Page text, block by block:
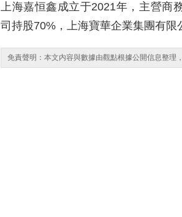
上海嘉恒鑫成立于2021年，主營商
司持股70%，上海寶華企業集團有限
免責聲明：本文内容與數據由觀點根據公開信息整理